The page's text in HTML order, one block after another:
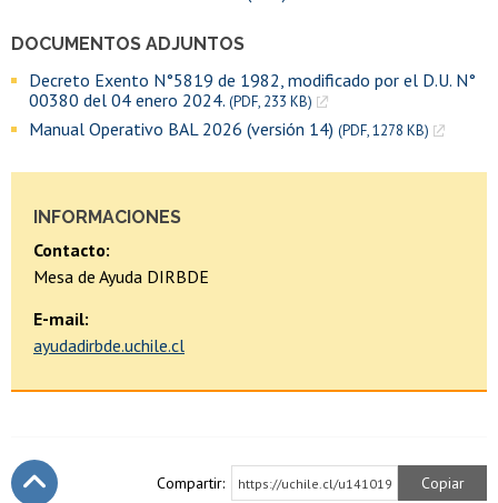
DOCUMENTOS ADJUNTOS
Decreto Exento N°5819 de 1982, modificado por el D.U. N°
00380 del 04 enero 2024. (PDF, 233 KB)
Manual Operativo BAL 2026 (versión 14) (PDF, 1278 KB)
INFORMACIONES
Contacto:
Mesa de Ayuda DIRBDE
E-mail:
ayudadirbde.uchile.cl
Compartir: https://uchile.cl/u141019 Copiar